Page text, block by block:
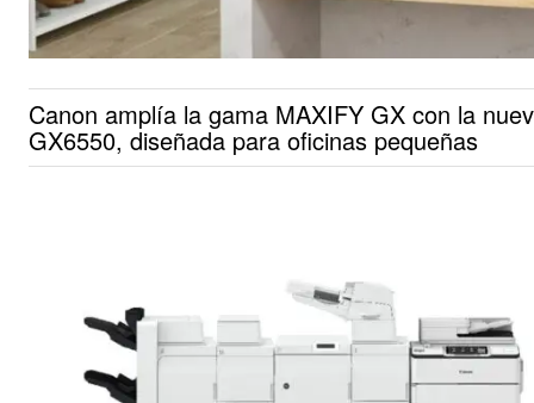
Canon amplía la gama MAXIFY GX con la
GX6550, diseñada para oficinas pequeñas